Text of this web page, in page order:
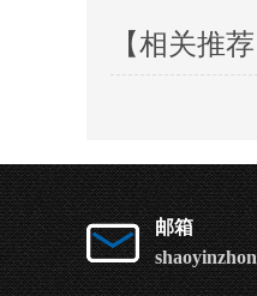
【相关推荐
邮箱